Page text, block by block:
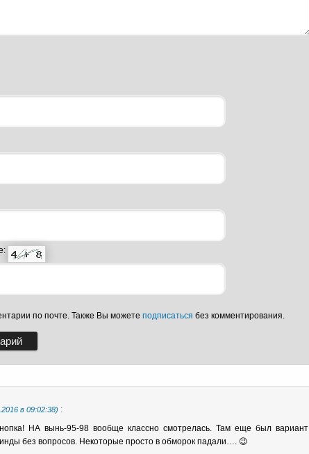
по почте. Также Вы можете подписаться без комментирования.
в 09:02:38) :
НА вынь-95-98 вообще классно смотрелась. Там еще был вариант
без вопросов. Некоторые просто в обморок падали…. 😉